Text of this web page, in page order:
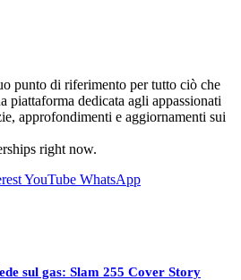
punto di riferimento per tutto ciò che
piattaforma dedicata agli appassionati
approfondimenti e aggiornamenti sui
right now.
YouTube WhatsApp
sul gas: Slam 255 Cover Story